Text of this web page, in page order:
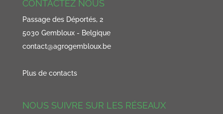
CONTACTEZ NOUS
Passage des Déportés, 2
5030 Gembloux - Belgique
contact@agrogembloux.be
Plus de contacts
NOUS SUIVRE SUR LES RÉSEAUX